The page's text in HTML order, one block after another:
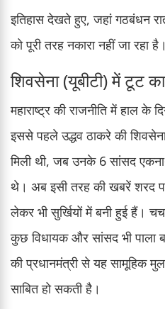
इतिहास देखते हुए, जहां गठबंधन
को पूरी तरह नकारा नहीं जा रहा है।
शिवसेना (यूबीटी) में टूट
महाराष्ट्र की राजनीति में हाल के
इससे पहले उद्धव ठाकरे की
मिली थी, जब उनके 6 सांसद
थे। अब इसी तरह की खबरें शरद
लेकर भी सुर्खियों में बनी हुई हैं।
कुछ विधायक और सांसद भी
की प्रधानमंत्री से यह सामूहिक
साबित हो सकती है।